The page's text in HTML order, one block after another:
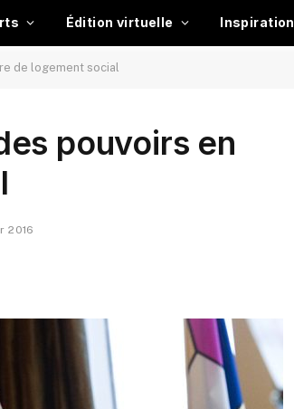
Édition virtuelle Inspiration
de logement social
pouvoirs en
2016